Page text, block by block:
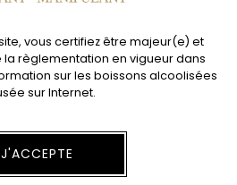
vous certifiez être majeur(e) et
règlementation en vigueur dans
sur les boissons alcoolisées
sur Internet.